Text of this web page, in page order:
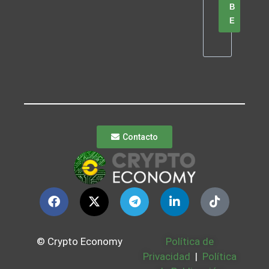
B
E
Contacto
© Crypto Economy
Política de
Privacidad | Política